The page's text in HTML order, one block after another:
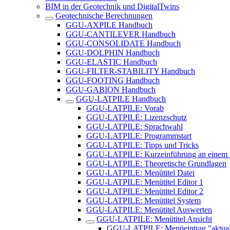
BIM in der Geotechnik und DigitalTwins
Geotechnische Berechnungen
GGU-AXPILE Handbuch
GGU-CANTILEVER Handbuch
GGU-CONSOLIDATE Handbuch
GGU-DOLPHIN Handbuch
GGU-ELASTIC Handbuch
GGU-FILTER-STABILITY Handbuch
GGU-FOOTING Handbuch
GGU-GABION Handbuch
GGU-LATPILE Handbuch
GGU-LATPILE: Vorab
GGU-LATPILE: Lizenzschutz
GGU-LATPILE: Sprachwahl
GGU-LATPILE: Programmstart
GGU-LATPILE: Tipps und Tricks
GGU-LATPILE: Kurzeinführung an einem
GGU-LATPILE: Theoretische Grundlagen
GGU-LATPILE: Menütitel Datei
GGU-LATPILE: Menütitel Editor 1
GGU-LATPILE: Menütitel Editor 2
GGU-LATPILE: Menütitel System
GGU-LATPILE: Menütitel Auswerten
GGU-LATPILE: Menütitel Ansicht
GGU-LATPILE: Menüeintrag